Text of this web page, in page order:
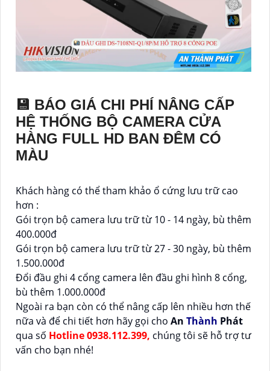
💾 BÁO GIÁ CHI PHÍ NÂNG CẤP
HỆ THỐNG BỘ CAMERA CỬA
HÀNG FULL HD BAN ĐÊM CÓ
MÀU
Khách hàng có thể tham khảo ổ cứng lưu trữ cao
hơn :
Gói trọn bộ camera lưu trữ từ 10 - 14 ngày, bù thêm
400.000đ
Gói trọn bộ camera lưu trữ từ 27 - 30 ngày, bù thêm
1.500.000đ
Đổi đầu ghi 4 cổng camera lên đầu ghi hình 8 cổng,
bù thêm 1.000.000đ
Ngoài ra bạn còn có thể nâng cấp lên nhiều hơn thế
nữa và để chi tiết hơn hãy gọi cho An Thành Phát
qua số Hotline 0938.112.399, chúng tôi sẽ hỗ trợ tư
vấn cho bạn nhé!